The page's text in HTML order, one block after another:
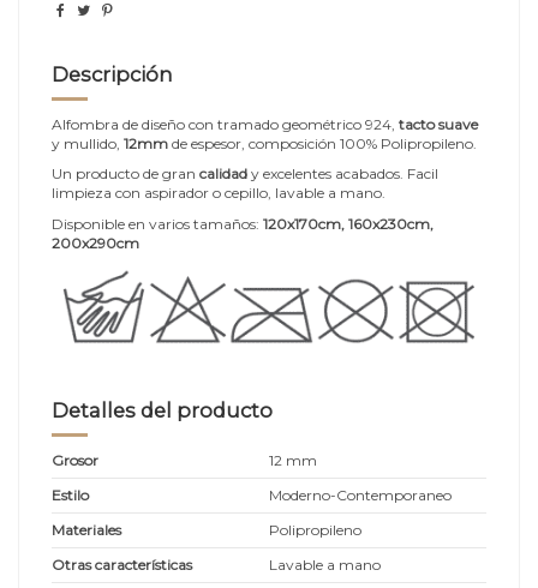
Descripción
Alfombra de diseño con tramado geométrico 924, tacto suave
y mullido, 12mm de espesor, composición 100% Polipropileno.
Un producto de gran calidad y excelentes acabados. Facil
limpieza con aspirador o cepillo, lavable a mano.
Disponible en varios tamaños: 120x170cm, 160x230cm,
200x290cm
Detalles del producto
Grosor
12 mm
Estilo
Moderno-Contemporaneo
Materiales
Polipropileno
Otras características
Lavable a mano